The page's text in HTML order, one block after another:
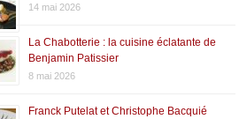
14 mai 2026
La Chabotterie : la cuisine éclatante de
Benjamin Patissier
8 mai 2026
Franck Putelat et Christophe Bacquié